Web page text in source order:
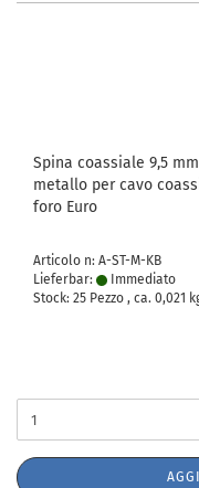
Spina coassiale 9,5
metallo per cavo
foro Euro
Articolo n: A-ST-M-KB
Lieferbar:
Immediato
Stock: 25 Pezzo , ca. 0,021